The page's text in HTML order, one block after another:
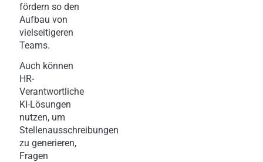
fördern so den
Aufbau von
vielseitigeren
Teams.
Auch können
HR-
Verantwortliche
KI-Lösungen
nutzen, um
Stellenausschreibungen
zu generieren,
Fragen